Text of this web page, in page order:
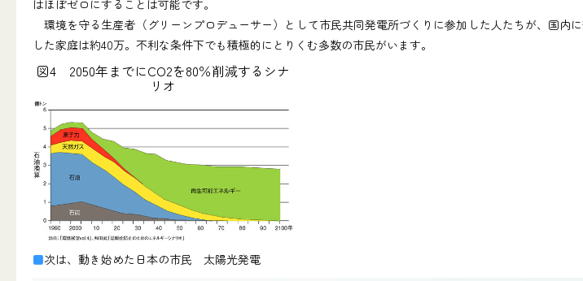
はほぼゼロにすることは可能です。
環境を守る生産者（グリーンプロデューサー）として市民共同発電所づくりに参加した人たちが、国
した家庭は約40万。不利な条件下でも積極的にとりくむ多数の市民がいます。
図4 2050年までにCO2を80％削減するシナ
リオ
■次は、動き始めた日本の市民 太陽光発電